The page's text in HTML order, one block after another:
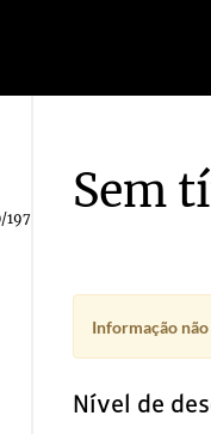
1970-12-30Sem
Informação
Nível de